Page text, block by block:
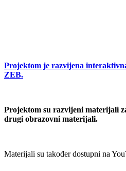
Projektom je razvijena
ZEB.
Projektom su razvijeni materijali
drugi obrazovni materijali.
Materijali su također dostupni na